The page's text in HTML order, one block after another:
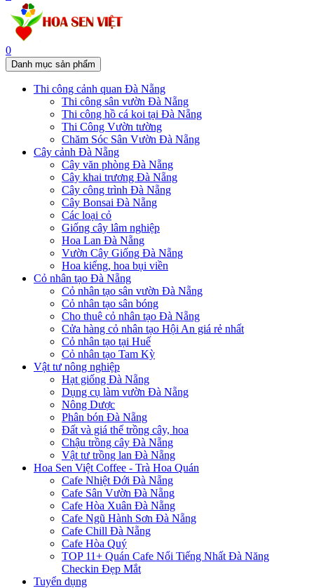
0
Danh mục sản phẩm
Thi công cảnh quan Đà Nẵng
Thi công sân vườn Đà Nẵng
Thi công hồ cá koi tại Đà Nẵng
Thi Công Vườn tường
Chăm Sóc Sân Vườn Đà Nẵng
Cây cảnh Đà Nẵng
Cây văn phòng Đà Nẵng
Cây khai trương Đà Nẵng
Cây công trình Đà Nẵng
Cây Bonsai Đà Nẵng
Các loại cỏ
Giống cây lâm nghiệp
Hoa Lan Đà Nẵng
Vườn Cây Giống Đà Nẵng
Hoa kiểng, hoa bụi viền
Cỏ nhân tạo Đà Nẵng
Cỏ nhân tạo sân vườn Đà Nẵng
Cỏ nhân tạo sân bóng
Cho thuê cỏ nhân tạo Đà Nẵng
Cửa hàng cỏ nhân tạo Hội An giá rẻ nhất
Cỏ nhân tạo tại Huế
Cỏ nhân tạo Tam Kỳ
Vật tư nông nghiệp
Hạt giống Đà Nẵng
Dụng cụ làm vườn Đà Nẵng
Nông Dược
Phân bón Đà Nẵng
Đất và giá thể trồng cây, hoa
Chậu trồng cây Đà Nẵng
Vật tư trồng lan Đà Nẵng
Hoa Sen Việt Coffee - Trà Hoa Quán
Cafe Nhiệt Đới Đà Nẵng
Cafe Sân Vườn Đà Nẵng
Cafe Hòa Xuân Đà Nẵng
Cafe Ngũ Hành Sơn Đà Nẵng
Cafe Chill Đà Nẵng
Cafe Hòa Quý
TOP 11+ Quán Cafe Nổi Tiếng Nhất Đà Năng
Checkin Đẹp Mắt
Tuyển dụng